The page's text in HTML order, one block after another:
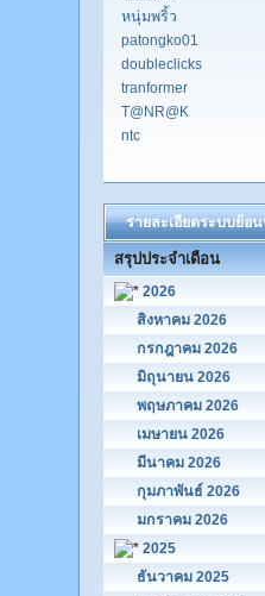
หนุ่มพริ้ว
patongko01
doubleclicks
tranformer
T@NR@K
ntc
รายละเอียดระบบย้อ
สรุปประจำเดือน
2026
สิงหาคม 2026
กรกฎาคม 2026
มิถุนายน 2026
พฤษภาคม 2026
เมษายน 2026
มีนาคม 2026
กุมภาพันธ์ 2026
มกราคม 2026
2025
ธันวาคม 2025